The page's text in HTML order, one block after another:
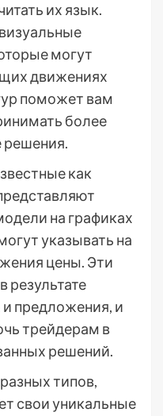
их язык.
могут
движениях
поможет вам
более
решения.
как
на графиках
указывать на
цены. Эти
результате
предложения, и
трейдерам в
решений.
типов,
свои уникальные